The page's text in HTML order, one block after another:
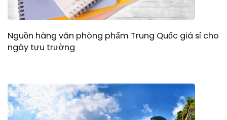
Nguồn hàng văn phòng phẩm Trung Quốc giá sỉ cho
ngày tựu trường